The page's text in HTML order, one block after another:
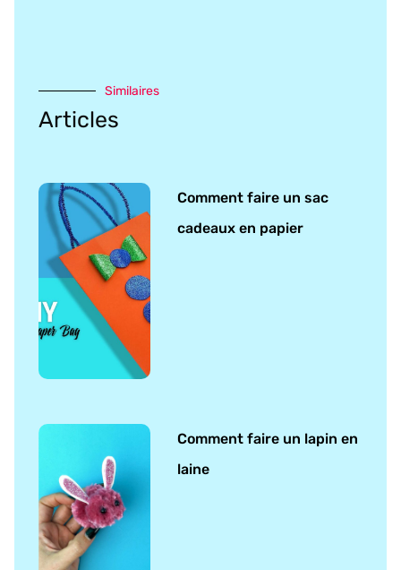
Similaires
Articles
Comment faire un sac
cadeaux en papier
Comment faire un lapin en
laine